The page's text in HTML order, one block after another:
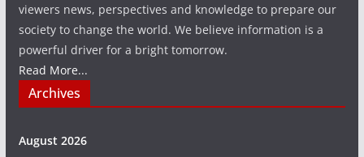
viewers news, perspectives and knowledge to prepare our
society to change the world. We believe information is a
powerful driver for a bright tomorrow.
Read More...
Archives
August 2026